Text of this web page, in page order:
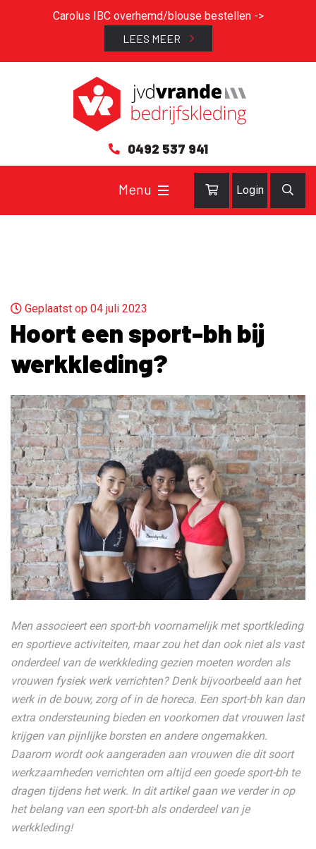
Carolus IBC overhemd/blouse bestellen ->
LEES MEER
0492 537 941
Login
Geplaatst op 04 juli 2023
Hoort een sport-bh bij
werkkleding?
Men associeert een sport-bh voornamelijk met sportkleding
en sportieve activiteiten, maar zou het dan ook niet als vast
onderdeel van de werkkleding gezien moeten worden als
vrouwen fysiek werk verrichten? Denk bijvoorbeeld aan het
werk in de bouw, zorg of in de horeca. Een sport-bh kan dan
extra ondersteuning bieden en voorkomen dat vrouwen last
krijgen van pijnlijke borsten en andere ongemakken.
Daarom wordt ook aangeraden aan vrouwen die dit soort
werkzaamheden verrichten om altijd een goede sport-bh te
dragen tijdens het werk. In dit artikel gaan we verder in op
het belang van een sport-bh als onderdeel van je
werkkleding!